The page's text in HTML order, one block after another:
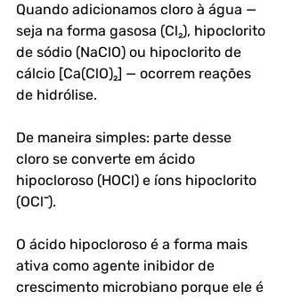
Quando adicionamos cloro à água —
seja na forma gasosa (Cl₂), hipoclorito
de sódio (NaClO) ou hipoclorito de
cálcio [Ca(ClO)₂] — ocorrem reações
de hidrólise.
De maneira simples: parte desse
cloro se converte em ácido
hipocloroso (HOCl) e íons hipoclorito
(OCl⁻).
O ácido hipocloroso é a forma mais
ativa como agente inibidor de
crescimento microbiano porque ele é